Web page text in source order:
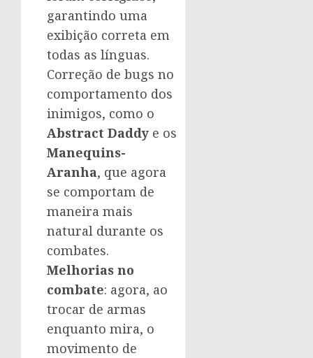
garantindo uma
exibição correta em
todas as línguas.
Correção de bugs no
comportamento dos
inimigos, como o
Abstract Daddy e os
Manequins-
Aranha, que agora
se comportam de
maneira mais
natural durante os
combates.
Melhorias no
combate: agora, ao
trocar de armas
enquanto mira, o
movimento de